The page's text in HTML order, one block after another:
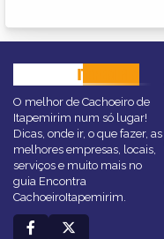
ITAPEMIRIM
O melhor de Cachoeiro de
Itapemirim num só lugar!
Dicas, onde ir, o que fazer, as
melhores empresas, locais,
serviços e muito mais no
guia Encontra
CachoeiroItapemirim.